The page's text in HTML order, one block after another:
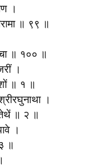
।
॥ ९९ ॥
॥ १०० ॥
।
॥ १ ॥
।
॥ २ ॥
।
॥